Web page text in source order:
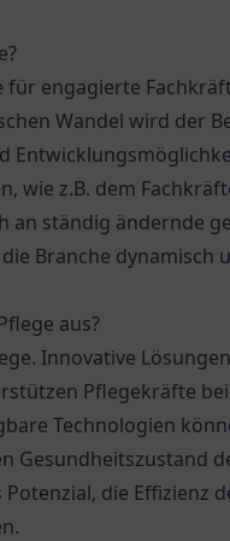
engagierte
Wandel wird der
wie z.B. dem
ständig ändernde
Branche dynamisch
aus?
Innovative
Pflegekräfte
Technologien
Gesundheitszustand
die Effizienz